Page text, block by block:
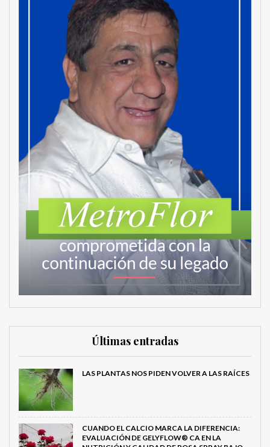
Últimas entradas
LAS PLANTAS NOS PIDEN VOLVER A LAS RAÍCES
CUANDO EL CALCIO MARCA LA DIFERENCIA:
EVALUACIÓN DE GELYFLOW® CA EN LA